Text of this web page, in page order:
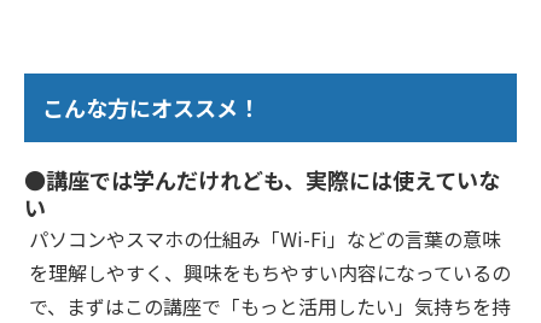
こんな方にオススメ！
●講座では学んだけれども、実際には使えていな
い
パソコンやスマホの仕組み「Wi-Fi」などの言葉の意味
を理解しやすく、興味をもちやすい内容になっているの
で、まずはこの講座で「もっと活用したい」気持ちを持